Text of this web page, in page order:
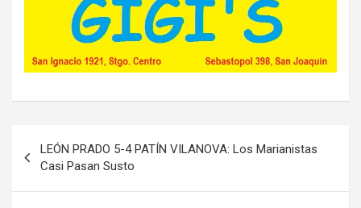
Navegación
de
entradas
LEÓN PRADO 5-4 PATÍN VILANOVA: Los Marianistas
Casi Pasan Susto